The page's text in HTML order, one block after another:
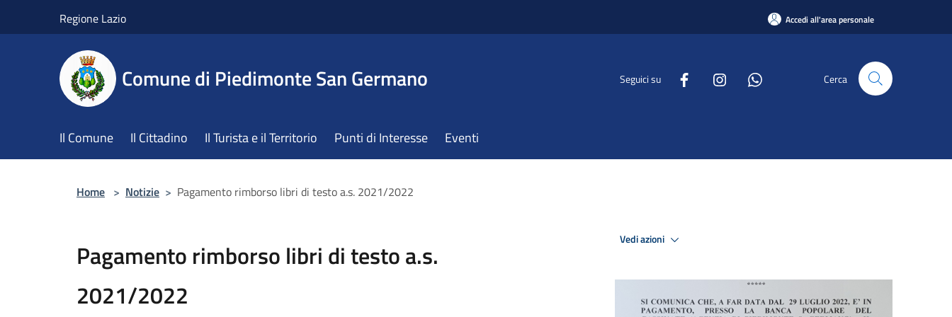
Regione Lazio Accedi all'area personale
Comune di Piedimonte San Germano Seguici su Cerca
Il Comune Il Cittadino Il Turista e il Territorio Punti di Interesse Eventi
Home > Notizie > Pagamento rimborso libri di testo a.s. 2021/2022
Pagamento rimborso libri di testo a.s.
2021/2022
Vedi azioni